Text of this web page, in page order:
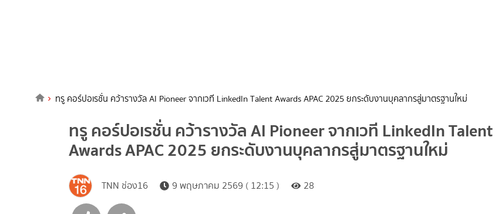
ทรู คอร์ปอเรชั่น คว้ารางวัล AI Pioneer จากเวที LinkedIn Talent Awards APAC 2025 ยกระดับงานบุคลากรสู่มาตรฐานใหม่
ทรู คอร์ปอเรชั่น คว้ารางวัล AI Pioneer จากเวที LinkedIn Talent
Awards APAC 2025 ยกระดับงานบุคลากรสู่มาตรฐานใหม่
TNN ช่อง16 9 พฤษภาคม 2569 ( 12:15 ) 28